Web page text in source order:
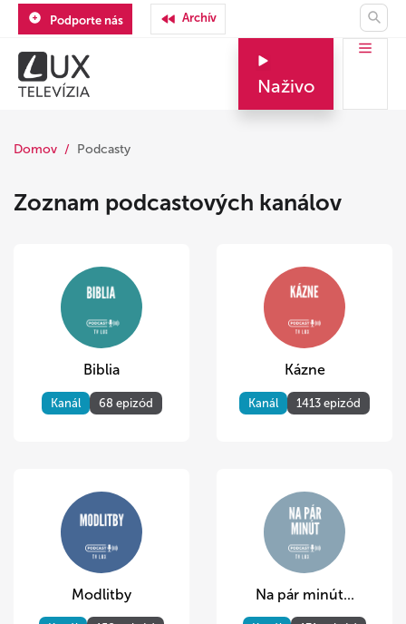
Podporte nás Archív
Naživo
Domov Podcasty
Zoznam podcastových kanálov
Biblia
Kanál 68 epizód
Kázne
Kanál 1413 epizód
Modlitby Na pár minút...